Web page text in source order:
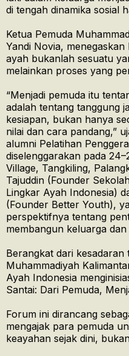
di tengah dinamika sosial
Ketua Pemuda
Yandi Novia,
ayah bukanlah sesuatu
melainkan proses yang
“Menjadi pemuda itu
adalah tentang tanggung
kesiapan, bukan hanya
nilai dan cara pandang,”
alumni Pelatihan
diselenggarakan pada
Village, Tangkiling,
Tajuddin (Founder
Lingkar Ayah Indonesia)
(Founder Better Youth),
perspektifnya tentang
membangun keluarga dan
Berangkat dari kesadaran
Muhammadiyah
Ayah Indonesia
Santai: Dari Pemuda,
Forum ini dirancang
mengajak para pemuda
keayahan sejak dini,